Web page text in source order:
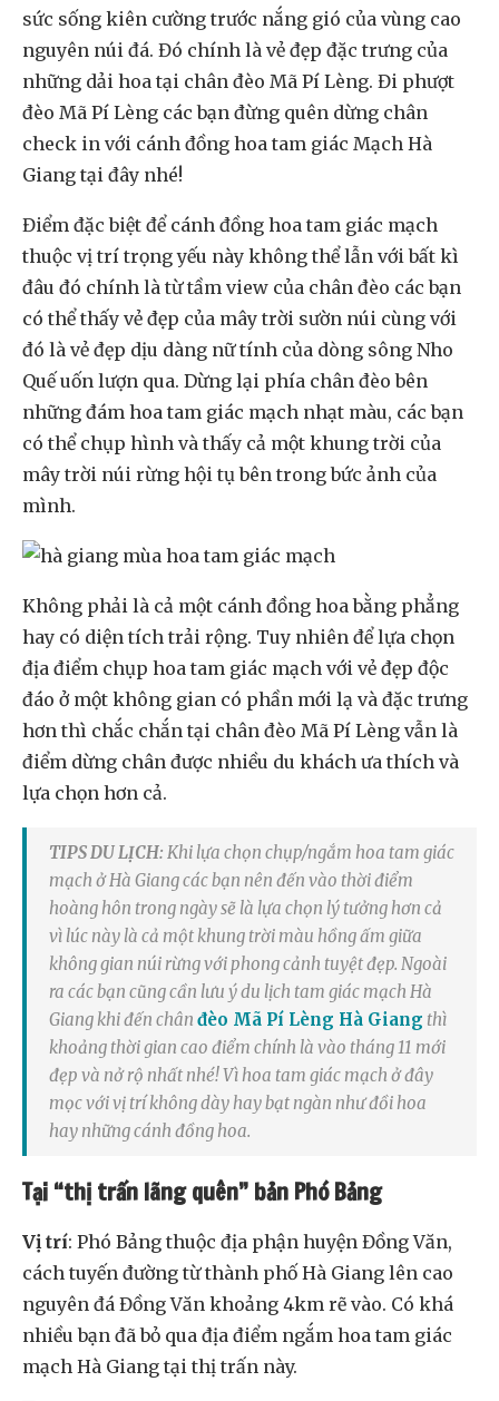
sức sống kiên cường trước nắng gió của vùng cao
nguyên núi đá. Đó chính là vẻ đẹp đặc trưng của
những dải hoa tại chân đèo Mã Pí Lèng. Đi phượt
đèo Mã Pí Lèng các bạn đừng quên dừng chân
check in với cánh đồng hoa tam giác Mạch Hà
Giang tại đây nhé!
Điểm đặc biệt để cánh đồng hoa tam giác mạch
thuộc vị trí trọng yếu này không thể lẫn với bất kì
đâu đó chính là từ tầm view của chân đèo các bạn
có thể thấy vẻ đẹp của mây trời sườn núi cùng với
đó là vẻ đẹp dịu dàng nữ tính của dòng sông Nho
Quế uốn lượn qua. Dừng lại phía chân đèo bên
những đám hoa tam giác mạch nhạt màu, các bạn
có thể chụp hình và thấy cả một khung trời của
mây trời núi rừng hội tụ bên trong bức ảnh của
mình.
Không phải là cả một cánh đồng hoa bằng phẳng
hay có diện tích trải rộng. Tuy nhiên để lựa chọn
địa điểm chụp hoa tam giác mạch với vẻ đẹp độc
đáo ở một không gian có phần mới lạ và đặc trưng
hơn thì chắc chắn tại chân đèo Mã Pí Lèng vẫn là
điểm dừng chân được nhiều du khách ưa thích và
lựa chọn hơn cả.
TIPS DU LỊCH: Khi lựa chọn chụp/ngắm hoa tam giác
mạch ở Hà Giang các bạn nên đến vào thời điểm
hoàng hôn trong ngày sẽ là lựa chọn lý tưởng hơn cả
vì lúc này là cả một khung trời màu hồng ấm giữa
không gian núi rừng với phong cảnh tuyệt đẹp. Ngoài
ra các bạn cũng cần lưu ý du lịch tam giác mạch Hà
Giang khi đến chân đèo Mã Pí Lèng Hà Giang thì
khoảng thời gian cao điểm chính là vào tháng 11 mới
đẹp và nở rộ nhất nhé! Vì hoa tam giác mạch ở đây
mọc với vị trí không dày hay bạt ngàn như đồi hoa
hay những cánh đồng hoa.
Tại “thị trấn lãng quên” bản Phó Bảng
Vị trí: Phó Bảng thuộc địa phận huyện Đồng Văn,
cách tuyến đường từ thành phố Hà Giang lên cao
nguyên đá Đồng Văn khoảng 4km rẽ vào. Có khá
nhiều bạn đã bỏ qua địa điểm ngắm hoa tam giác
mạch Hà Giang tại thị trấn này.